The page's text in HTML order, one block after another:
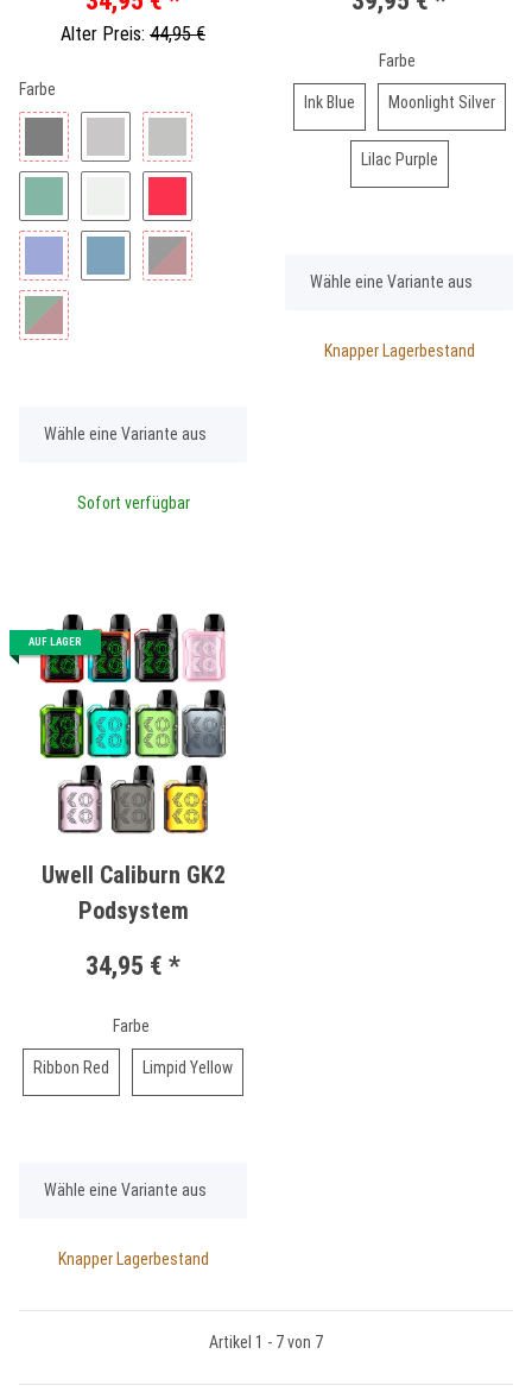
Alter Preis: 44,95 €
Farbe
x
Wähle eine Variante aus
Sofort verfügbar
Farbe
Ink BlueInk BlueMoonlight Silver
Lilac PurpleLilac Purple
x
Wähle eine Variante aus
Knapper Lagerbestand
AUF LAGER
Uwell Caliburn GK2
Podsystem
34,95 € *
Farbe
Ribbon Red Ribbon Red
Limpid YellowLimpid Yellow
x
Wähle eine Variante aus
Knapper Lagerbestand
Artikel 1 - 7 von 7